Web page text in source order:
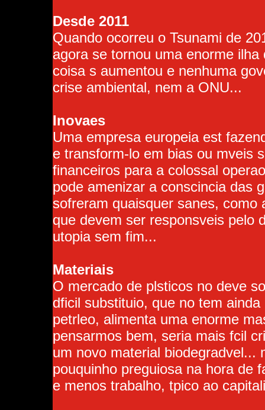
Desde 2011
Quando ocorreu o Tsunami de
agora se tornou uma enorme
coisa s aumentou e nenhuma
crise ambiental, nem a ONU...
Inovaes
Uma empresa europeia est
e transform-lo em bias ou mveis
financeiros para a colossal
pode amenizar a conscincia das
sofreram quaisquer sanes,
que devem ser responsveis pelo
utopia sem fim...
Materiais
O mercado de plsticos no deve
dficil substituio, que no tem
petrleo, alimenta uma enorme
pensarmos bem, seria mais fcil
um novo material biodegradvel...
pouquinho preguiosa na hora de
e menos trabalho, tpico ao